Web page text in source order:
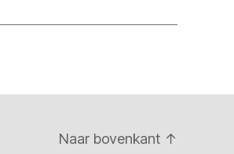
Naar bovenkant ↑